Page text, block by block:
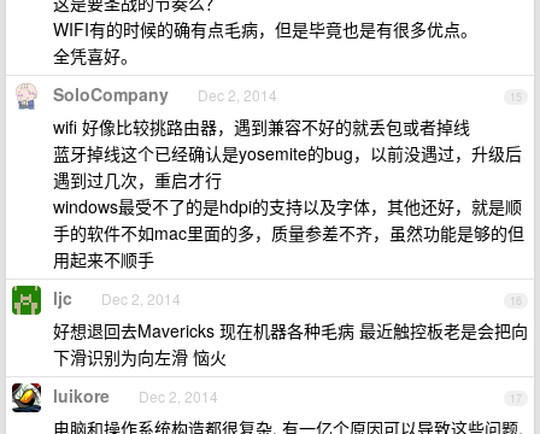
WIFI有的时候的确有点毛病，但是毕竟也是有很多优点。
全凭喜好。
15
SoloCompany Dec 2, 2014
wifi 好像比较挑路由器，遇到兼容不好的就丢包或者掉线
蓝牙掉线这个已经确认是yosemite的bug，以前没遇过，升级后
遇到过几次，重启才行
windows最受不了的是hdpi的支持以及字体，其他还好，就是顺
手的软件不如mac里面的多，质量参差不齐，虽然功能是够的但
用起来不顺手
16
ljc Dec 2, 2014
好想退回去Mavericks 现在机器各种毛病 最近触控板老是会把向
下滑识别为向左滑 恼火
17
luikore Dec 2, 2014
电脑和操作系统构造都很复杂, 有一亿个原因可以导致这些问题,